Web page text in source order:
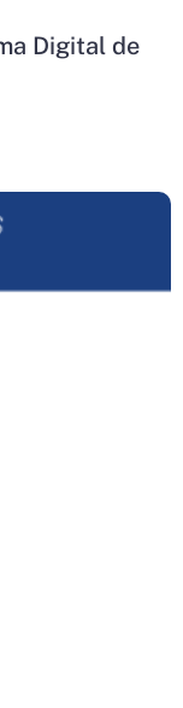
Digital de